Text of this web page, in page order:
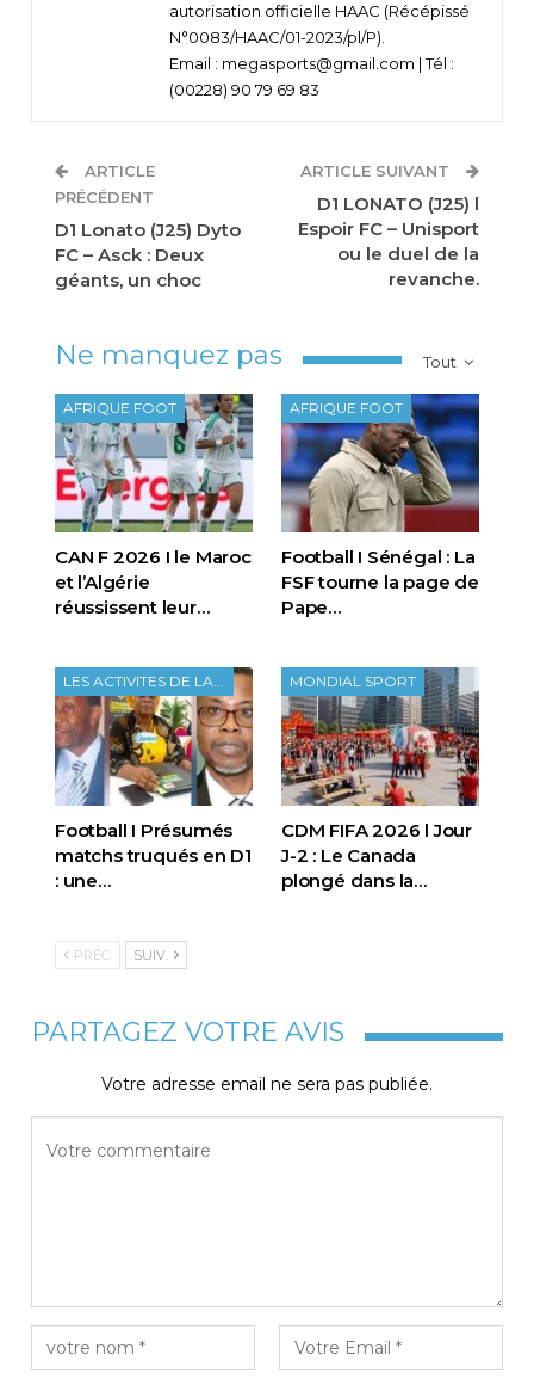
autorisation officielle HAAC (Récépissé
N°0083/HAAC/01-2023/pl/P).
Email : megasports@gmail.com | Tél :
(00228) 90 79 69 83
ARTICLE
PRÉCÉDENT
D1 Lonato (J25) Dyto
FC – Asck : Deux
géants, un choc
ARTICLE SUIVANT
D1 LONATO (J25) l
Espoir FC – Unisport
ou le duel de la
revanche.
Tout
Ne manquez pas
AFRIQUE FOOT
CAN F 2026 I le Maroc
et l’Algérie
réussissent leur…
AFRIQUE FOOT
Football I Sénégal : La
FSF tourne la page de
Pape…
LES ACTIVITES DE LA FTF
Football I Présumés
matchs truqués en D1
: une…
MONDIAL SPORT
CDM FIFA 2026 l Jour
J-2 : Le Canada
plongé dans la…
PRÉC. SUIV.
PARTAGEZ VOTRE AVIS
Votre adresse email ne sera pas publiée.